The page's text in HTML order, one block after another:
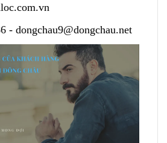
- dongchau9@dongchau.net